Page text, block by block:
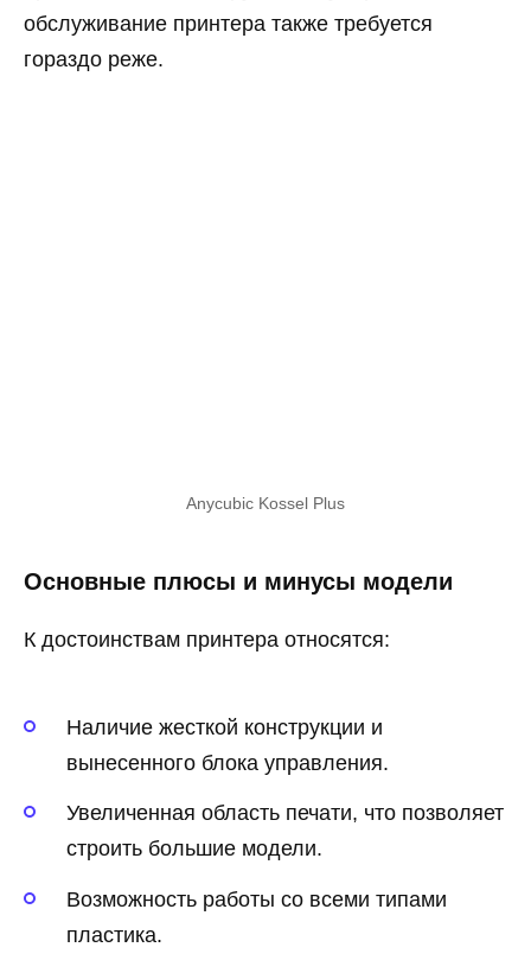
обслуживание принтера также требуется
гораздо реже.
Anycubic Kossel Plus
Основные плюсы и минусы модели
К достоинствам принтера относятся:
Наличие жесткой конструкции и
вынесенного блока управления.
Увеличенная область печати, что позволяет
строить большие модели.
Возможность работы со всеми типами
пластика.